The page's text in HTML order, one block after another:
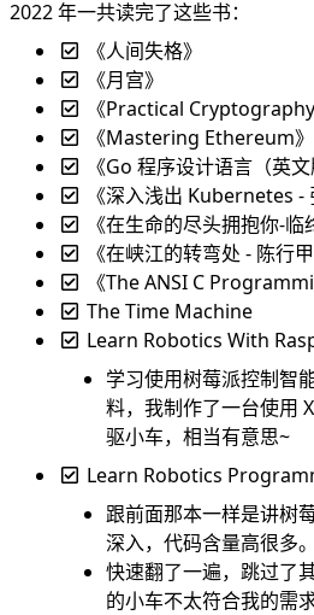
2022 年一共读完了这些书：
《人间失格》
《月宫》
《Practical
《Mastering Ethereum》
《Go 程序设计语言（英文
《深入浅出 Kubernetes -
《在生命的尽头拥抱你-临
《在峡江的转弯处 - 陈行
《The ANSI C
The Time Machine
Learn Robotics With
学习使用树莓派控制智
料，我制作了一台使用
驱小车，相当有意思~
Learn Robotics
跟前面那本一样是讲树
深入，代码含量高很多。
快速翻了一遍，跳过了
的小车不太符合我的需求